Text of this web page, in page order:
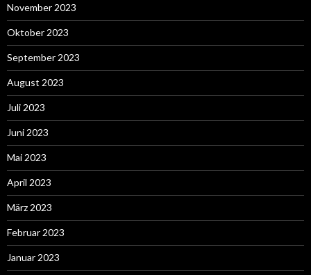
November 2023
Oktober 2023
September 2023
August 2023
Juli 2023
Juni 2023
Mai 2023
April 2023
März 2023
Februar 2023
Januar 2023